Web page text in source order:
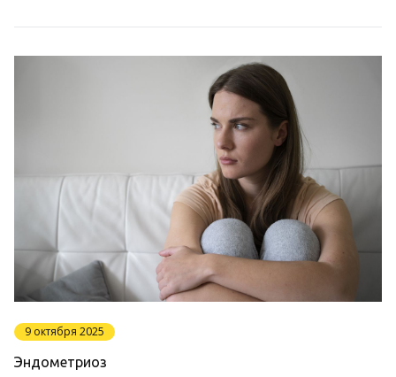
9 октября 2025
Эндометриоз